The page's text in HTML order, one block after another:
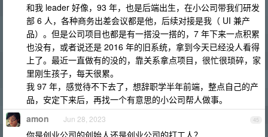
和我 leader 好像，93 年，也是后端出生，在小公司带我们研发
部 6 人，各种商务出差会议都是他，后续对接是我（ UI 兼产
品）。但是公司项目也都是有一搭没一搭的，7 年下来一点积累
也没有，或者说还是 2016 年的旧系统，拿到今天已经没人看得
上了。最近一直做有的没的，靠关系拿点项目，很忙很琐碎，家
里刚生孩子，每天很累。
我 97 年，感觉待不下去了，想辞职学半年前端，整点自己的产
品，安定下来后，再找一个有意思的小公司帮人做事。
45
amon Jun 28, 2023
你是创业公司的创始人还是创业公司的打工人？